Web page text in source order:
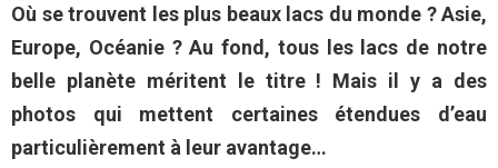
Où se trouvent les plus beaux lacs du monde ? Asie,
Europe, Océanie ? Au fond, tous les lacs de notre
belle planète méritent le titre ! Mais il y a des
photos qui mettent certaines étendues d’eau
particulièrement à leur avantage…